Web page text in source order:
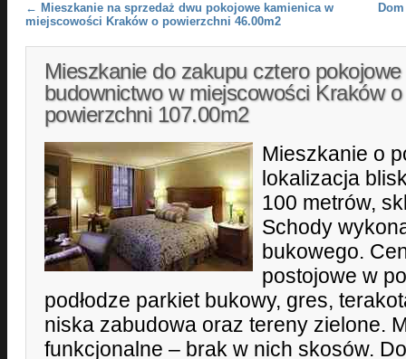
Post navigation
← Mieszkanie na sprzedaż dwu pokojowe kamienica w
miejscowości Kraków o powierzchni 46.00m2
Mieszkanie do zakupu cztero
budownictwo w miejscowości Kraków o
powierzchni 107.00m2
Mieszkanie o
lokalizacja
100 metrów,
Schody
bukowego.
postojowe w
podłodze parkiet bukowy, gres,
niska zabudowa oraz tereny zielone.
funkcjonalne – brak w nich skosów.